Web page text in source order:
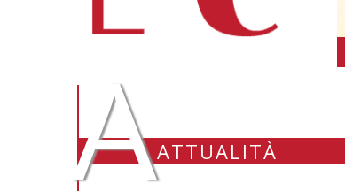
AATTUALITÀ